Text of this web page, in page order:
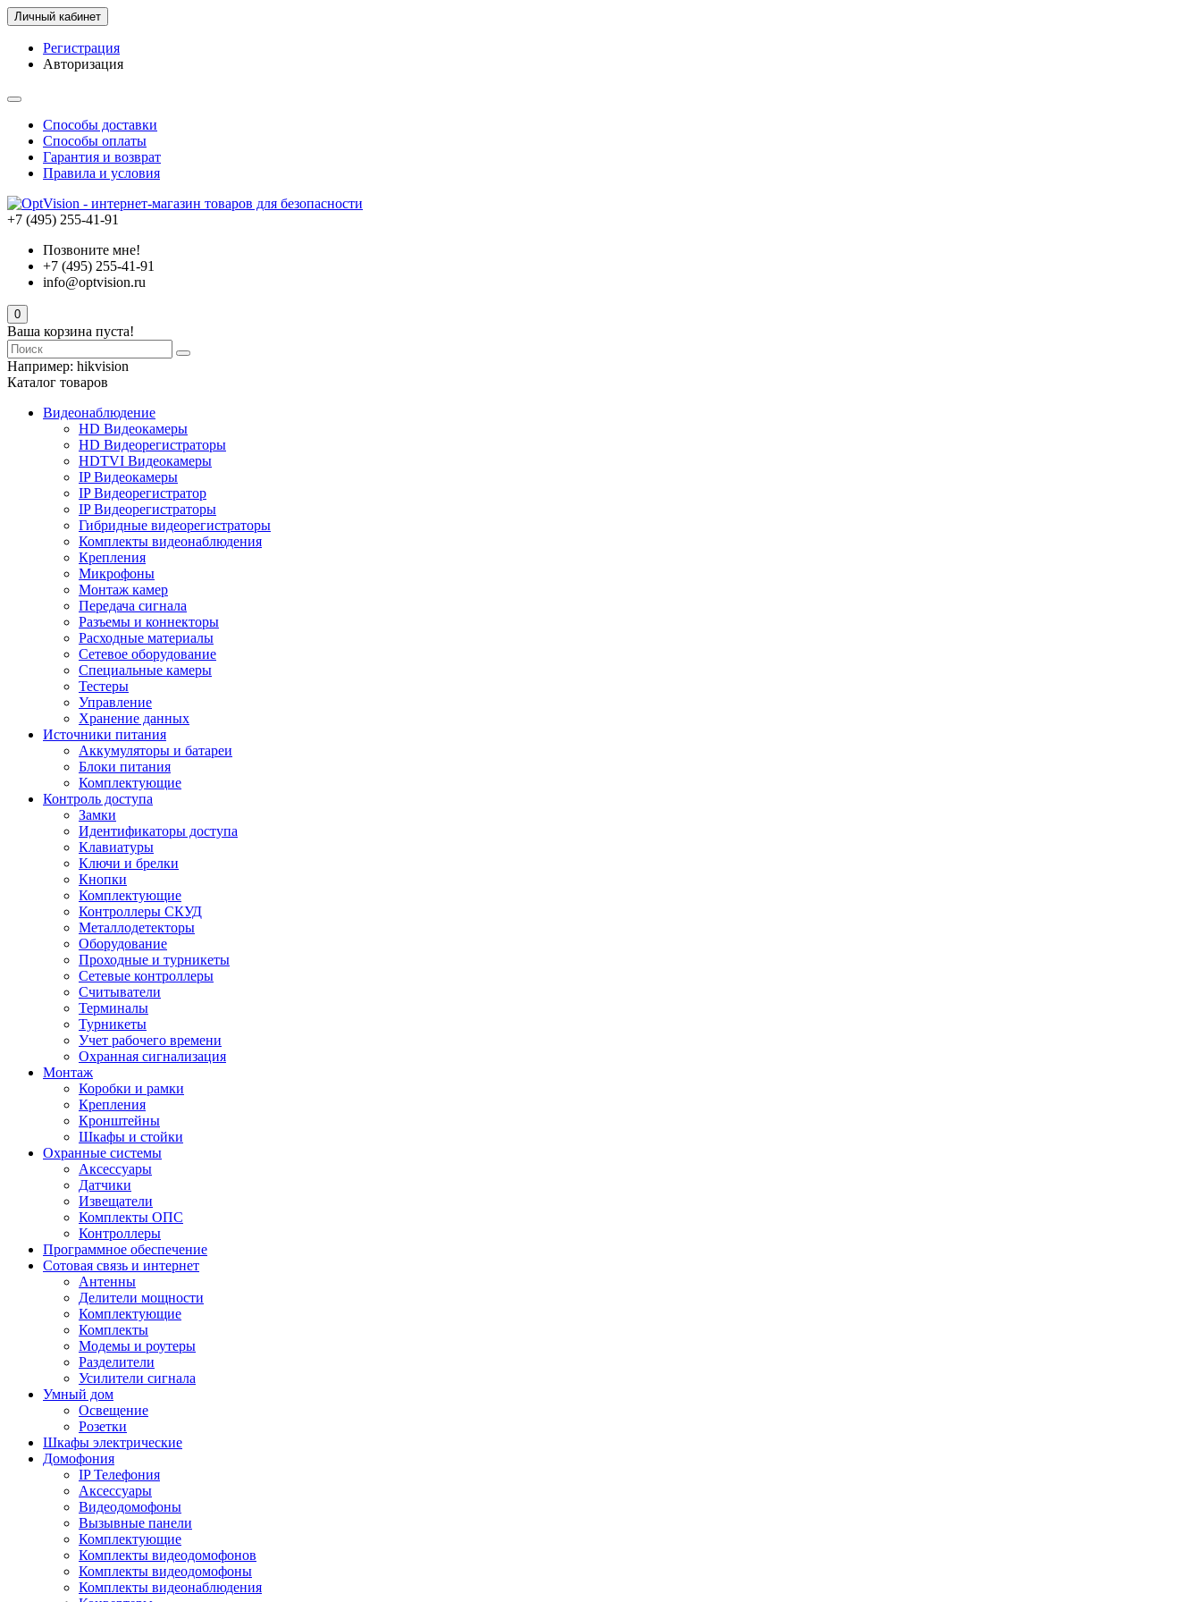
Личный кабинет
Регистрация
Авторизация
Способы доставки
Способы оплаты
Гарантия и возврат
Правила и условия
+7 (495) 255-41-91
Позвоните мне!
+7 (495) 255-41-91
info@optvision.ru
0
Ваша корзина пуста!
Например: hikvision
Каталог товаров
Видеонаблюдение
HD Видеокамеры
HD Видеорегистраторы
HDTVI Видеокамеры
IP Видеокамеры
IP Видеорегистратор
IP Видеорегистраторы
Гибридные видеорегистраторы
Комплекты видеонаблюдения
Крепления
Микрофоны
Монтаж камер
Передача сигнала
Разъемы и коннекторы
Расходные материалы
Сетевое оборудование
Специальные камеры
Тестеры
Управление
Хранение данных
Источники питания
Аккумуляторы и батареи
Блоки питания
Комплектующие
Контроль доступа
Замки
Идентификаторы доступа
Клавиатуры
Ключи и брелки
Кнопки
Комплектующие
Контроллеры СКУД
Металлодетекторы
Оборудование
Проходные и турникеты
Сетевые контроллеры
Считыватели
Терминалы
Турникеты
Учет рабочего времени
Охранная сигнализация
Монтаж
Коробки и рамки
Крепления
Кронштейны
Шкафы и стойки
Охранные системы
Аксессуары
Датчики
Извещатели
Комплекты ОПС
Контроллеры
Программное обеспечение
Сотовая связь и интернет
Антенны
Делители мощности
Комплектующие
Комплекты
Модемы и роутеры
Разделители
Усилители сигнала
Умный дом
Освещение
Розетки
Шкафы электрические
Домофония
IP Телефония
Аксессуары
Видеодомофоны
Вызывные панели
Комплектующие
Комплекты видеодомофонов
Комплекты видеодомофоны
Комплекты видеонаблюдения